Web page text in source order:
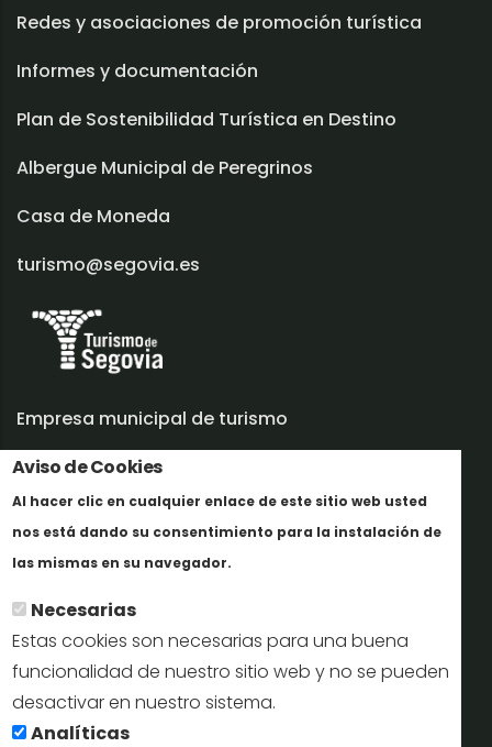
Aviso de Cookies
Al hacer clic en cualquier enlace de este sitio web usted
nos está dando su consentimiento para la instalación de
las mismas en su navegador.
Necesarias
Estas cookies son necesarias para una buena
funcionalidad de nuestro sitio web y no se pueden
desactivar en nuestro sistema.
Analíticas
Redes y asociaciones de promoción turística
Informes y documentación
Plan de Sostenibilidad Turística en Destino
Albergue Municipal de Peregrinos
Casa de Moneda
turismo@segovia.es
Empresa municipal de turismo
Trabaja con nosotros
Informes y documentación
Perfil del contratante
Oficinas de Turismo
reservas@turismodesegovia.com
info@turismodesegovia.com